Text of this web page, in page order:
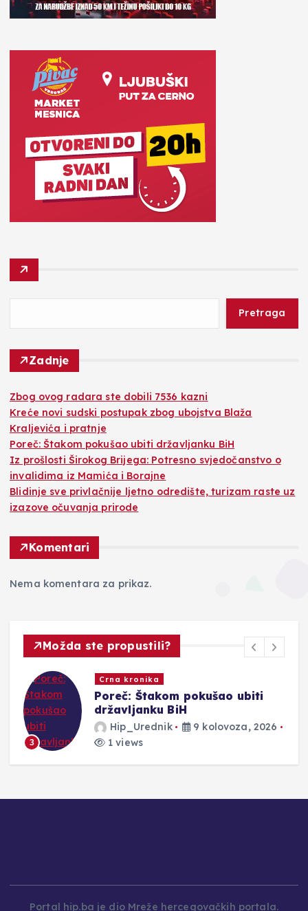
Pretraga
Zadnje
Zbog ovog radara ste dobili 7536 kazni
Kreće novi sudski postupak zbog ubojstva Blaža
Kraljevića i pratnje
Poreč: Štakom pokušao ubiti državljanku BiH
Iz prošlosti Širokog Brijega: Potresno svjedočanstvo o
invalidima iz Mamića i Borajne
Blidinje sve privlačnije ljetno odredište, turizam raste uz
izazove očuvanja prirode
Komentari
Nema komentara za prikaz.
Možda ste propustili?
3
Crna kronika
Poreč: Štakom pokušao ubiti
državljanku BiH
Hip_Urednik
9 kolovoza, 2026
1 views
Portal hip.ba je dio Mreže hercegovačkih portala.